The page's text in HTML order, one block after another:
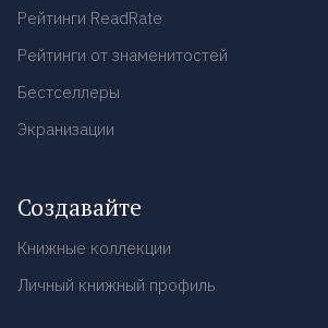
Рейтинги ReadRate
Рейтинги от знаменитостей
Бестселлеры
Экранизации
Создавайте
Книжные коллекции
Личный книжный профиль